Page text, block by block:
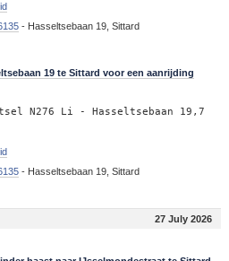
- Hasseltsebaan 19, Sittard
19 te Sittard voor een aanrijding
N276 Li - Hasseltsebaan 19,7
- Hasseltsebaan 19, Sittard
27 July 2026